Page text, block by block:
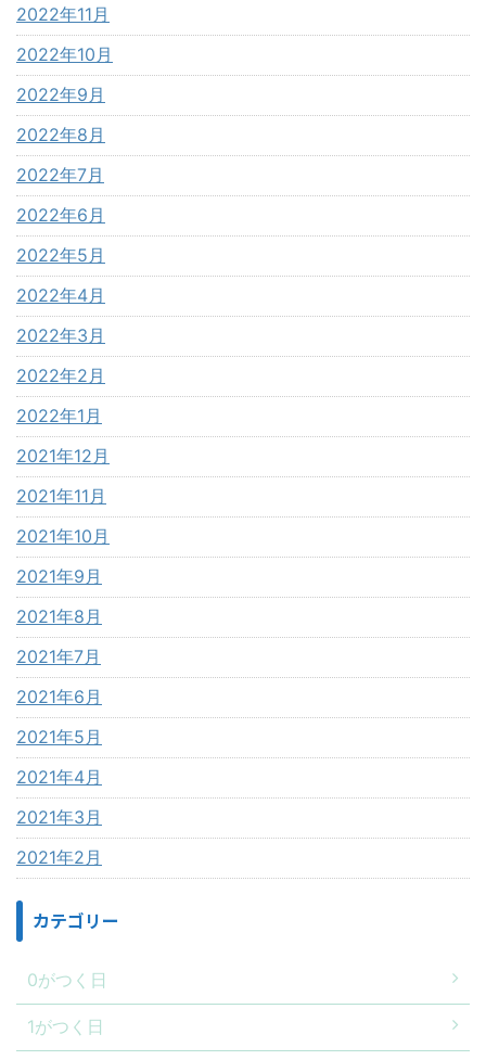
2022年11月
2022年10月
2022年9月
2022年8月
2022年7月
2022年6月
2022年5月
2022年4月
2022年3月
2022年2月
2022年1月
2021年12月
2021年11月
2021年10月
2021年9月
2021年8月
2021年7月
2021年6月
2021年5月
2021年4月
2021年3月
2021年2月
カテゴリー
0がつく日
1がつく日